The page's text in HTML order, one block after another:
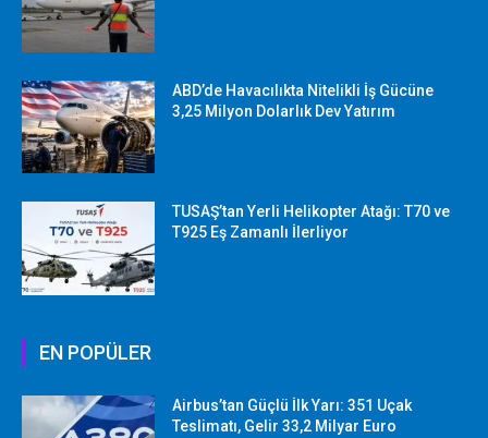
ABD’de Havacılıkta Nitelikli İş Gücüne
3,25 Milyon Dolarlık Dev Yatırım
TUSAŞ’tan Yerli Helikopter Atağı: T70 ve
T925 Eş Zamanlı İlerliyor
EN POPÜLER
Airbus’tan Güçlü İlk Yarı: 351 Uçak
Teslimatı, Gelir 33,2 Milyar Euro